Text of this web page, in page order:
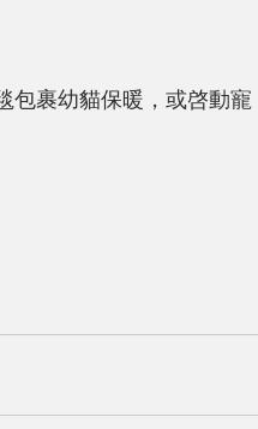
包裹幼貓保暖，或啓動寵